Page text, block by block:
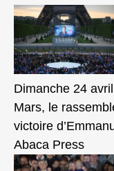
Dimanche 24
Mars, le
victoire
Abaca Press